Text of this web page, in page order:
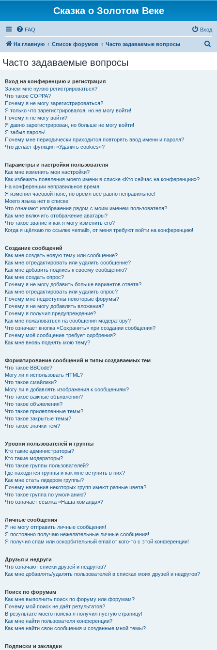
Сказка о Золотом Веке
FAQ Вход
На главную Список форумов Часто задаваемые вопросы
Часто задаваемые вопросы
Вход на конференцию и регистрация
Зачем мне нужно регистрироваться?
Что такое COPPA?
Почему я не могу зарегистрироваться?
Я только что зарегистрировался, но не могу войти!
Почему я не могу войти?
Я давно зарегистрирован, но больше не могу войти!
Я забыл пароль!
Почему мне периодически приходится повторять ввод имени и пароля?
Что делает функция «Удалить cookies»?
Параметры и настройки пользователя
Как мне изменить мои настройки?
Как избежать появления моего имени в списке «Кто сейчас на конференции»?
На конференции неправильное время!
Я изменил часовой пояс, но время всё равно неправильное!
Моего языка нет в списке!
Что означают изображения рядом с моим именем пользователя?
Как мне включить отображение аватары?
Что такое звание и как я могу изменить его?
Когда я щёлкаю по ссылке «email», от меня требуют войти на конференцию!
Создание сообщений
Как мне создать новую тему или сообщение?
Как мне отредактировать или удалить сообщение?
Как мне добавить подпись к своему сообщению?
Как мне создать опрос?
Почему я не могу добавить больше вариантов ответа?
Как мне отредактировать или удалить опрос?
Почему мне недоступны некоторые форумы?
Почему я не могу добавлять вложения?
Почему я получил предупреждение?
Как мне пожаловаться на сообщения модератору?
Что означает кнопка «Сохранить» при создании сообщения?
Почему моё сообщение требует одобрения?
Как мне вновь поднять мою тему?
Форматирование сообщений и типы создаваемых тем
Что такое BBCode?
Могу ли я использовать HTML?
Что такое смайлики?
Могу ли я добавлять изображения к сообщениям?
Что такое важные объявления?
Что такое объявления?
Что такое прилепленные темы?
Что такое закрытые темы?
Что такое значки тем?
Уровни пользователей и группы
Кто такие администраторы?
Кто такие модераторы?
Что такое группы пользователей?
Где находятся группы и как мне вступить в них?
Как мне стать лидером группы?
Почему названия некоторых групп имеют разные цвета?
Что такое группа по умолчанию?
Что означает ссылка «Наша команда»?
Личные сообщения
Я не могу отправить личные сообщения!
Я постоянно получаю нежелательные личные сообщения!
Я получил спам или оскорбительный email от кого-то с этой конференции!
Друзья и недруги
Что означают списки друзей и недругов?
Как мне добавлять/удалять пользователей в списках моих друзей и недругов?
Поиск по форумам
Как мне выполнить поиск по форуму или форумам?
Почему мой поиск не даёт результатов?
В результате моего поиска я получил пустую страницу!
Как мне найти пользователя конференции?
Как мне найти свои сообщения и созданные мной темы?
Подписки и закладки